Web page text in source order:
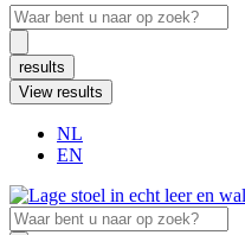
Search
...
results
View results
NL
EN
Search